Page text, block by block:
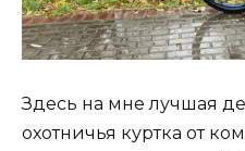
Здесь на мне лучшая
охотничья куртка от